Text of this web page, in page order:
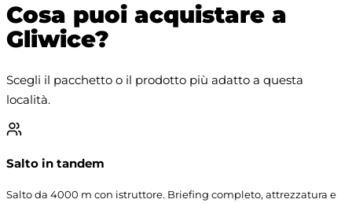
Cosa puoi acquistare a
Gliwice?
Scegli il pacchetto o il prodotto più adatto a questa
località.
Salto in tandem
Salto da 4000 m con istruttore. Briefing completo, attrezzatura e